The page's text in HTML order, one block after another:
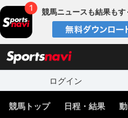
競馬ニュースも結果もす
ログイン
競馬トップ 日程・結果